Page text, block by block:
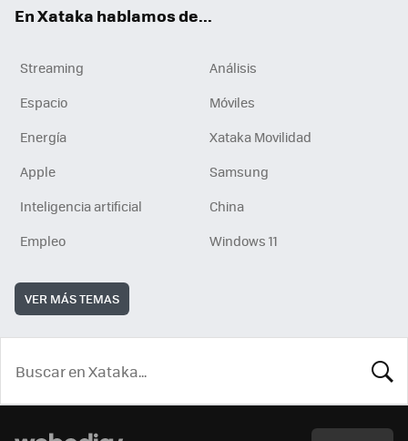
En Xataka hablamos de...
Streaming
Análisis
Espacio
Móviles
Energía
Xataka Movilidad
Apple
Samsung
Inteligencia artificial
China
Empleo
Windows 11
VER MÁS TEMAS